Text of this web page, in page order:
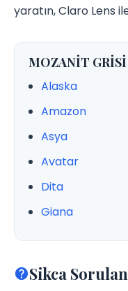
yaratın, Claro Lens
MOZANİT
Alaska
Amazon
Asya
Avatar
Dita
Giana
Sikca